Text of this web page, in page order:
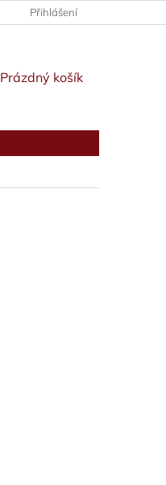
Přihlášení
NÁKUPNÍ
Prázdný košík